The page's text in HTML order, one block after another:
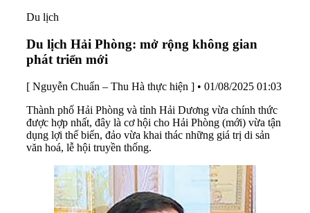
Du lịch
Du lịch Hải Phòng: mở rộng không gian
phát triển mới
[ Nguyễn Chuẩn – Thu Hà thực hiện ] • 01/08/2025 01:03
Thành phố Hải Phòng và tỉnh Hải Dương vừa chính thức
được hợp nhất, đây là cơ hội cho Hải Phòng (mới) vừa tận
dụng lợi thế biển, đảo vừa khai thác những giá trị di sản
văn hoá, lễ hội truyền thống.